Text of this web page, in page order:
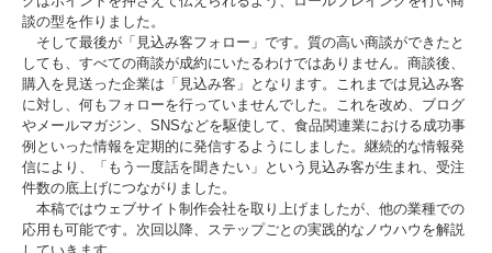
談の型を作りました。
そして最後が「見込み客フォロー」です。質の高い商談ができたと
しても、すべての商談が成約にいたるわけではありません。商談後、
購入を見送った企業は「見込み客」となります。これまでは見込み客
に対し、何もフォローを行っていませんでした。これを改め、ブログ
やメールマガジン、SNSなどを駆使して、食品関連業における成功事
例といった情報を定期的に発信するようにしました。継続的な情報発
信により、「もう一度話を聞きたい」という見込み客が生まれ、受注
件数の底上げにつながりました。
本稿ではウェブサイト制作会社を取り上げましたが、他の業種での
応用も可能です。次回以降、ステップごとの実践的なノウハウを解説